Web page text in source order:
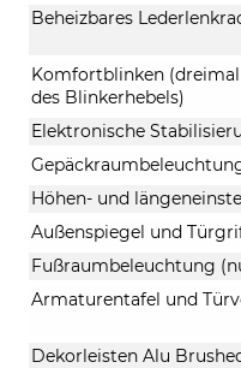
Beheizbares
Komfortblinken
des Blinkerhebels)
Elektronische
Höhen- und
Außenspiegel und
Fußraumbeleuchtung
Armaturentafel und
Dekorleisten Alu